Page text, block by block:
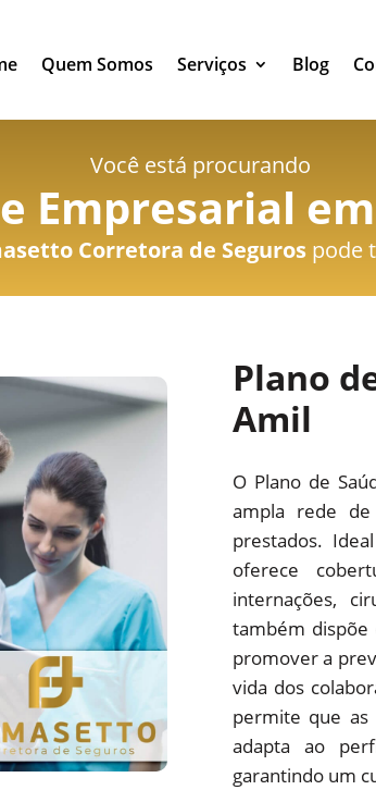
Quem Somos Serviços Blog
Você está procurando
Empresarial
Corretora de Segurospode
Plano
Amil
O Plano de
ampla rede
prestados.
oferece
internações,
também dispõe
promover a
vida dos
permite que
adapta ao
garantindo um